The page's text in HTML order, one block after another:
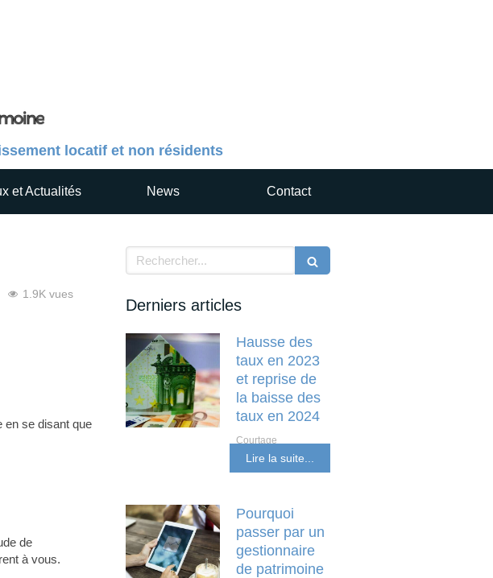
locatif et non résidents
et Actualités News Contact
1.9K vues
en se disant que
de
à vous.
Rechercher
Derniers articles
Hausse des
taux en 2023
et reprise de
la baisse des
taux en 2024
Courtage
et non résident
Lire la suite...
Pourquoi
passer par un
gestionnaire
de patrimoine